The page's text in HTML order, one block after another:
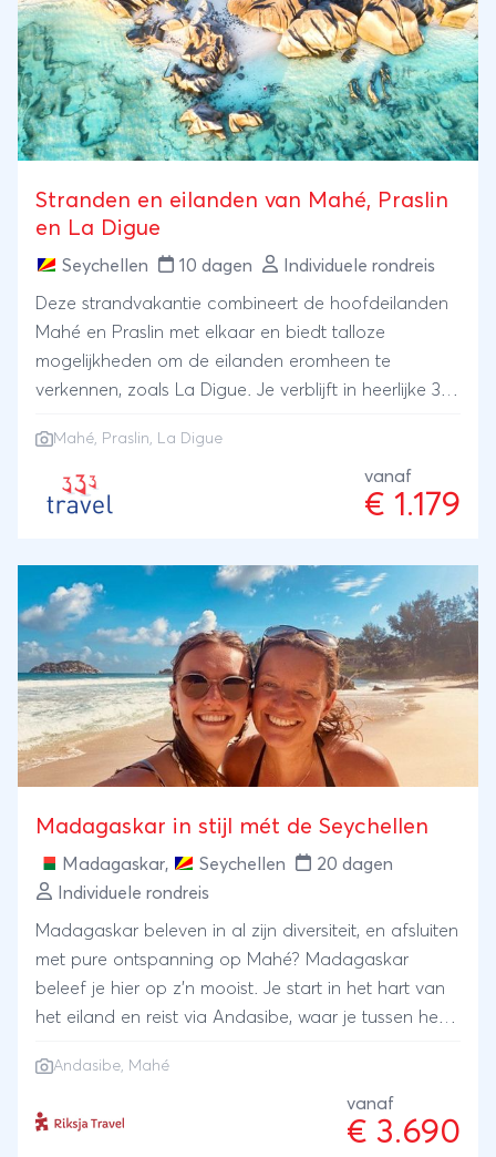
Stranden en eilanden van Mahé, Praslin
en La Digue
Seychellen 10 dagen Individuele rondreis
Deze strandvakantie combineert de hoofdeilanden
Mahé en Praslin met elkaar en biedt talloze
mogelijkheden om de eilanden eromheen te
verkennen, zoals La Digue. Je verblijft in heerlijke 3*
Mahé, Praslin, La Digue
vanaf
€ 1.179
Madagaskar in stijl mét de Seychellen
Madagaskar, Seychellen
20 dagen
Individuele rondreis
Madagaskar beleven in al zijn diversiteit, en afsluiten
met pure ontspanning op Mahé? Madagaskar
beleef je hier op z’n mooist. Je start in het hart van
het eiland en reist via Andasibe, waar je tussen het
indri’s, verder het binnenland in. Onderweg slaap je
op plekken met net dat beetje extra comfort,
midden in de natuur. Je wandelt langs rijstvelden en
Andasibe, Mahé
vanaf
€ 3.690